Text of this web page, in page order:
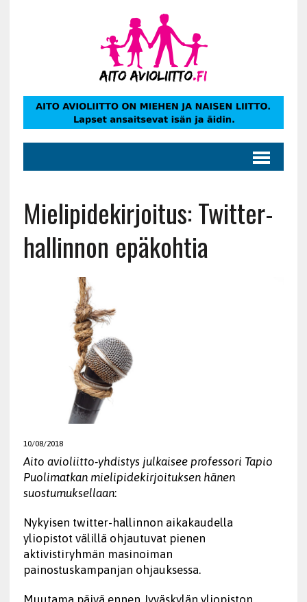
Mielipidekirjoitus: Twitter-
hallinnon epäkohtia
10/08/2018
Aito avioliitto-yhdistys julkaisee professori Tapio
Puolimatkan mielipidekirjoituksen hänen
suostumuksellaan:
Nykyisen twitter-hallinnon aikakaudella
yliopistot välillä ohjautuvat pienen
aktivistiryhmän masinoiman
painostuskampanjan ohjauksessa.
Muutama päivä ennen Jyväskylän yliopiston